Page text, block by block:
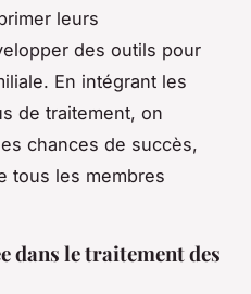
leurs
des outils pour
En intégrant les
de traitement, on
chances de succès,
tous les membres
dans le traitement des